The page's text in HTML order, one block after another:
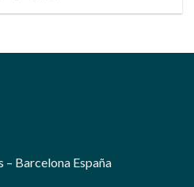
Barcelona España